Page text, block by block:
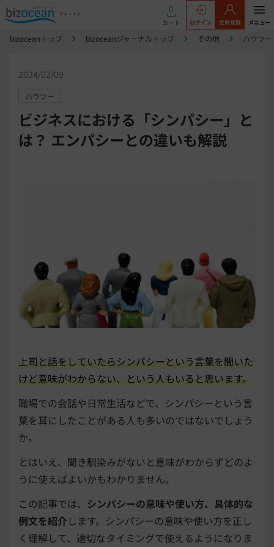
0
カート ログイン 会員登録 メニュー
bizoceanトップ bizoceanジャーナルトップ その他 ハウツー
2024/02/09
ハウツー
ビジネスにおける「シンパシー」と
は？ エンパシーとの違いも解説
上司と話をしていたらシンパシーという言葉を聞いた
けど意味がわからない、という人もいると思います。
職場での会話や日常生活などで、シンパシーという言
葉を耳にしたことがある人も多いのではないでしょう
か。
とはいえ、聞き馴染みがないと意味がわからずどのよ
うに使えばよいかもわかりません。
この記事では、 シンパシーの意味や使い方、具体的な
例文を紹介します。シンパシーの意味や使い方を正し
く理解して、適切なタイミングで使えるようになりま